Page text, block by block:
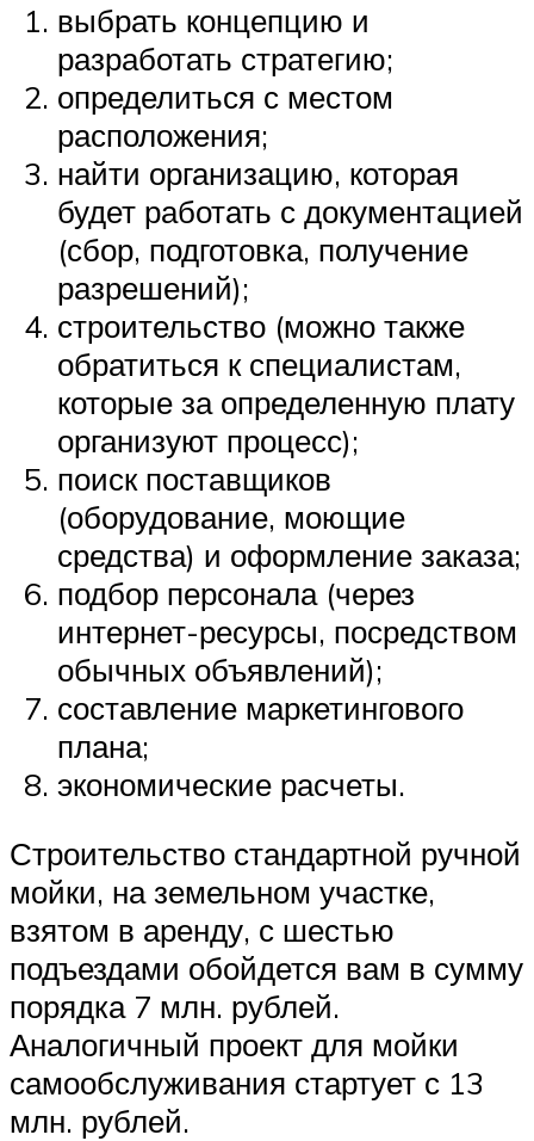
выбрать концепцию и
разработать стратегию;
определиться с местом
расположения;
найти организацию, которая
будет работать с документацией
(сбор, подготовка, получение
разрешений);
строительство (можно также
обратиться к специалистам,
которые за определенную плату
организуют процесс);
поиск поставщиков
(оборудование, моющие
средства) и оформление заказа;
подбор персонала (через
интернет-ресурсы, посредством
обычных объявлений);
составление маркетингового
плана;
экономические расчеты.
Строительство стандартной ручной
мойки, на земельном участке,
взятом в аренду, с шестью
подъездами обойдется вам в сумму
порядка 7 млн. рублей.
Аналогичный проект для мойки
самообслуживания стартует с 13
млн. рублей.